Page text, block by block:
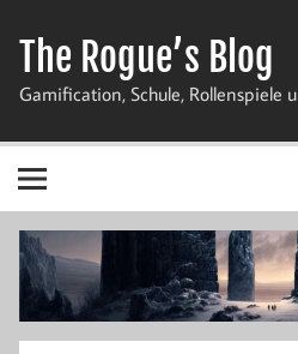
springen
The Rogue’s Blog
Gamification, Schule, Rollenspiele